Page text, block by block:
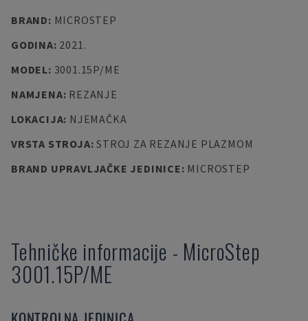
BRAND: MICROSTEP
GODINA: 2021.
MODEL: 3001.15P/ME
NAMJENA: REZANJE
LOKACIJA: NJEMAČKA
VRSTA STROJA:STROJ ZA REZANJE PLAZMOM
BRAND UPRAVLJAČKE JEDINICE: MICROSTEP
Tehničke informacije - MicroStep
3001.15P/ME